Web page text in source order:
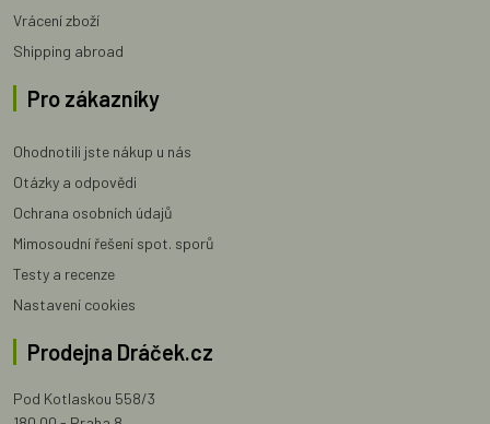
Vrácení zboží
Shipping abroad
Pro zákazníky
Ohodnotili jste nákup u nás
Otázky a odpovědi
Ochrana osobních údajů
Mimosoudní řešení spot. sporů
Testy a recenze
Nastavení cookies
Prodejna Dráček.cz
Pod Kotlaskou 558/3